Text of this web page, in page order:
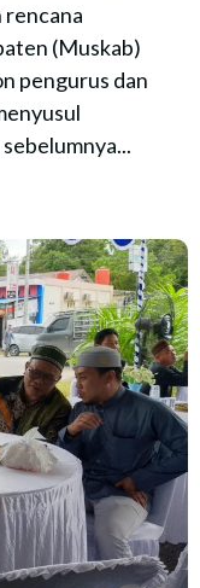
rencana
(Muskab)
pengurus dan